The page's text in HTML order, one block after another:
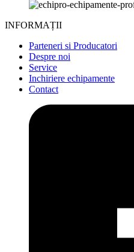
INFORMAȚII
Parteneri si Producatori
Despre noi
Service
Inchiriere echipamente
Contact